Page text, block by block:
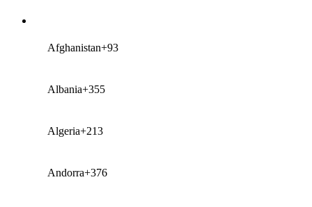
Afghanistan+93
Albania+355
Algeria+213
Andorra+376